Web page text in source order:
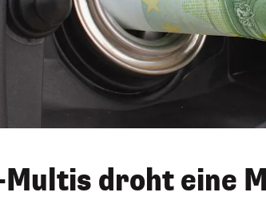
Multis droht eine